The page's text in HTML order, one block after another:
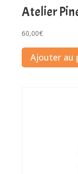
Atelier
60,00€
Ajouter au